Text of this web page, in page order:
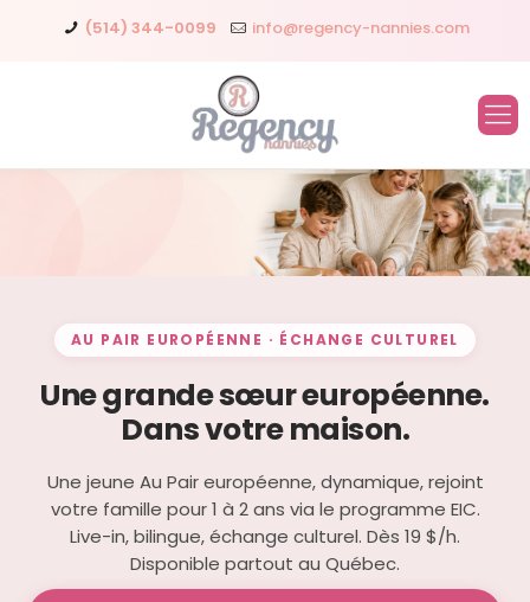
(514) 344-0099 info@regency-nannies.com
AU PAIR EUROPÉENNE · ÉCHANGE CULTUREL
Une grande sœur européenne.
Dans votre maison.
Une jeune Au Pair européenne, dynamique, rejoint
votre famille pour 1 à 2 ans via le programme EIC.
Live-in, bilingue, échange culturel. Dès 19 $/h.
Disponible partout au Québec.